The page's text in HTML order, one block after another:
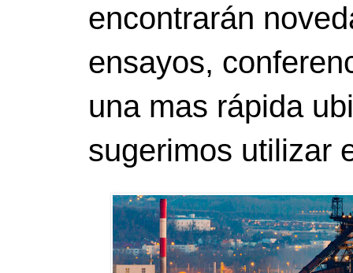
encontrarán
ensayos,
una mas rápida
sugerimos utilizar